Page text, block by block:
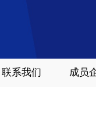
联系我们 成员